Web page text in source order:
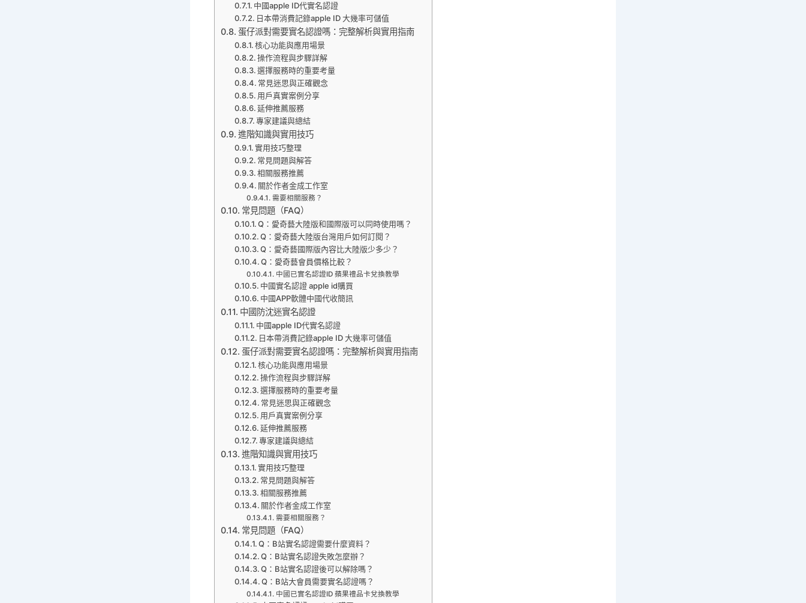
中國apple ID代實名認證
日本帶消費記錄apple ID 大幾率可儲值
蛋仔派對需要實名認證嗎：完整解析與實用指南
核心功能與應用場景
操作流程與步驟詳解
選擇服務時的重要考量
常見迷思與正確觀念
用戶真實案例分享
延伸推薦服務
專家建議與總結
進階知識與實用技巧
實用技巧整理
常見問題與解答
相關服務推薦
關於作者金成工作室
需要相關服務？
常見問題（FAQ）
Q：愛奇藝大陸版和國際版可以同時使用嗎？
Q：愛奇藝大陸版台灣用戶如何訂閱？
Q：愛奇藝國際版內容比大陸版少多少？
Q：愛奇藝會員價格比較？
中國已實名認證ID 蘋果禮品卡兌換教學
中國實名認證 apple id購買
中國APP軟體中國代收簡訊
中國防沈迷實名認證
中國apple ID代實名認證
日本帶消費記錄apple ID 大幾率可儲值
蛋仔派對需要實名認證嗎：完整解析與實用指南
核心功能與應用場景
操作流程與步驟詳解
選擇服務時的重要考量
常見迷思與正確觀念
用戶真實案例分享
延伸推薦服務
專家建議與總結
進階知識與實用技巧
實用技巧整理
常見問題與解答
相關服務推薦
關於作者金成工作室
需要相關服務？
常見問題（FAQ）
Q：B站實名認證需要什麼資料？
Q：B站實名認證失敗怎麼辦？
Q：B站實名認證後可以解除嗎？
Q：B站大會員需要實名認證嗎？
中國已實名認證ID 蘋果禮品卡兌換教學